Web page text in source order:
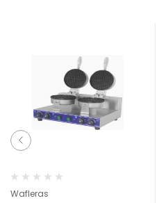
Wafleras